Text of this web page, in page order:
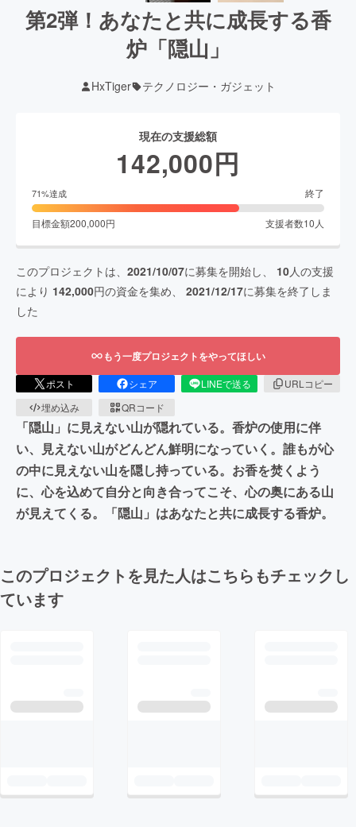
第2弾！あなたと共に成長する香
炉「隠山」
HxTiger テクノロジー・ガジェット
現在の支援総額
142,000円
71%達成 終了
目標金額200,000円 支援者数10 人
このプロジェクトは、 2021/10/07に募集を開始し、 10人の支援
により 142,000円の資金を集め、 2021/12/17に募集を終了しま
した
もう一度プロジェクトをやってほしい
ポスト シェア LINEで送る
URLコピー
埋め込み
QRコード
「隠山」に見えない山が隠れている。香炉の使用に伴
い、見えない山がどんどん鮮明になっていく。誰もが心
の中に見えない山を隠し持っている。お香を焚くよう
に、心を込めて自分と向き合ってこそ、心の奥にある山
が見えてくる。「隠山」はあなたと共に成長する香炉。
このプロジェクトを見た人はこちらもチェックし
ています